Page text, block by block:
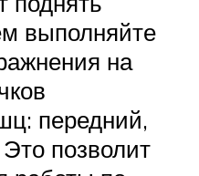
выполняйте
на
передний,
позволит